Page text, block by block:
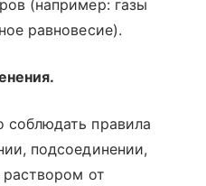
(например: газы
равновесие).
правила
подсоединении,
раствором от